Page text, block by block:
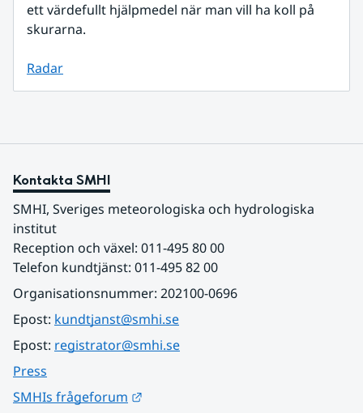
ett värdefullt hjälpmedel när man vill ha koll på
skurarna.
Radar
Kontakta SMHI
SMHI, Sveriges meteorologiska och hydrologiska
institut
Reception och växel: 011-495 80 00
Telefon kundtjänst: 011-495 82 00
Organisationsnummer: 202100-0696
Epost: kundtjanst@smhi.se
Epost: registrator@smhi.se
Press
SMHIs frågeforum